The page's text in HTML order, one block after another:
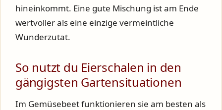
hineinkommt. Eine gute Mischung ist am Ende
wertvoller als eine einzige vermeintliche
Wunderzutat.
So nutzt du Eierschalen in den
gängigsten Gartensituationen
Im Gemüsebeet funktionieren sie am besten als